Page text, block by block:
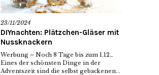
23/11/2024
DIYnachten: Plätzchen-Gläser mit
Nussknackern
Werbung – Noch 8 Tage bis zum 1.12…
Eines der schönsten Dinge in der
Adventszeit sind die selbst gebackenen...